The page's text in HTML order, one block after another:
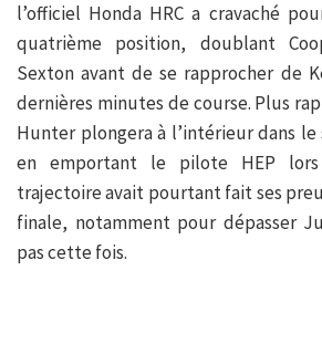
l’officiel Honda HRC a cravaché
quatrième position, doublant
Sexton avant de se rapprocher de
dernières minutes de course. Plus
Hunter plongera à l’intérieur dans
en emportant le pilote HEP
trajectoire avait pourtant fait ses
finale, notamment pour dépasser
pas cette fois.